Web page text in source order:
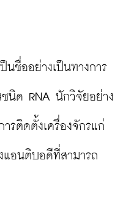
นชื่ออย่างเป็นทางการ
ชนิด RNA นักวิจัยอย่าง
รติดตั้งเครื่องจักรแก่
แอนติบอดีที่สามารถ